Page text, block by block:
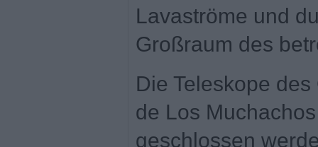
Lavaströme und
Großraum des
Die Teleskope
de Los
geschlossen